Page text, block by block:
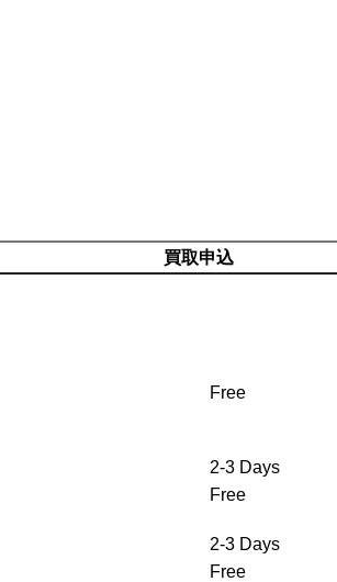
買取申込
Free
2-3 Days
Free
2-3 Days
Free